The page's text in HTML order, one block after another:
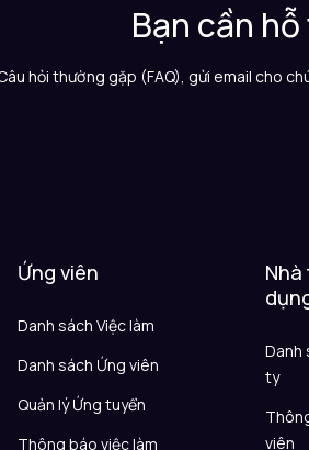
Bạn cần
hỏi thường gặp (FAQ), gửi email cho
Ứng viên
Danh sách Việc làm
Danh sách Ứng viên
Quản lý Ứng tuyển
Thông báo việc làm
Danh
ty
viên